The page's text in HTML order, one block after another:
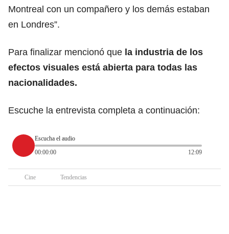
Montreal con un compañero y los demás estaban
en Londres”.
Para finalizar mencionó que la industria de los
efectos visuales está abierta para todas las
nacionalidades.
Escuche la entrevista completa a continuación:
Escucha el audio
00:00:00
12:09
Cine Tendencias